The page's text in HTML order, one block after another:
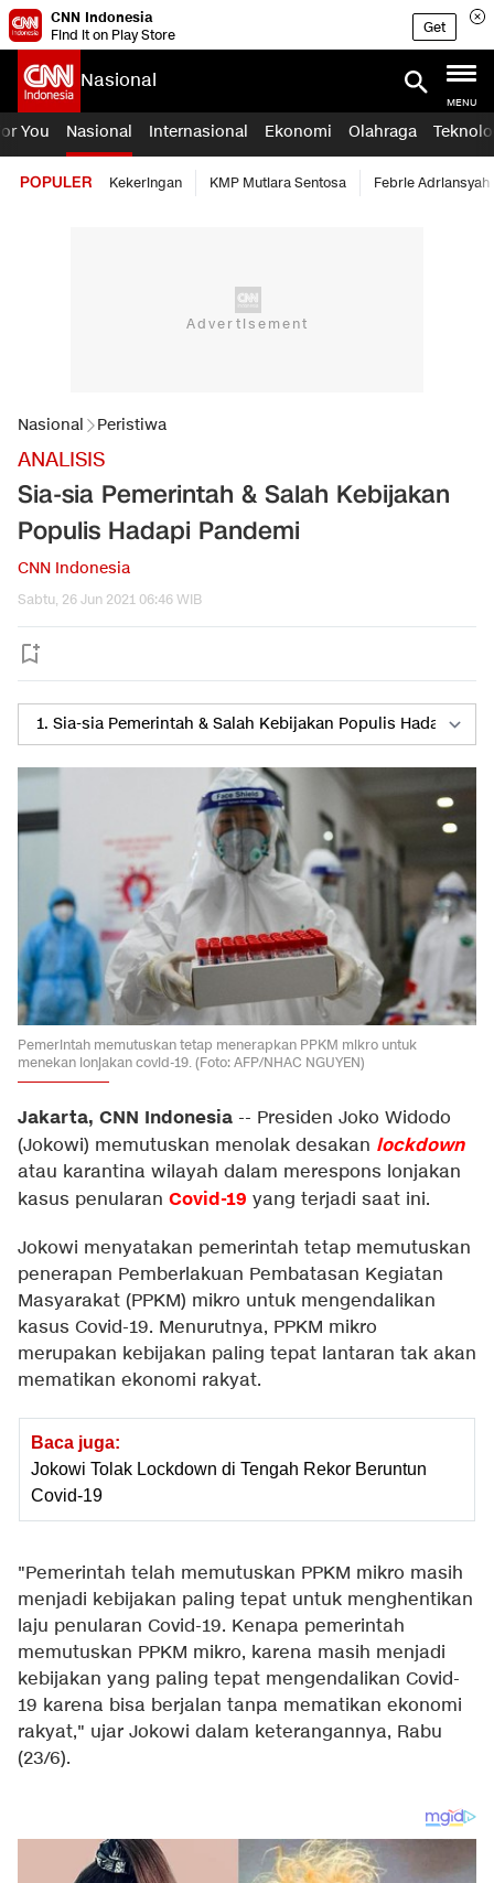
CNN Indonesia
Find it on Play Store
Get
Nasional
MENU
You Nasional Internasional Ekonomi Olahraga
POPULER Kekeringan KMP Mutiara Sentosa Febrie Adriansyah
Nasional Peristiwa
ANALISIS
Sia-sia Pemerintah & Salah Kebijakan
Populis Hadapi Pandemi
CNN Indonesia
Sabtu, 26 Jun 2021 06:46 WIB
Pemerintah memutuskan tetap menerapkan PPKM mikro untuk
menekan lonjakan covid-19. (Foto: AFP/NHAC NGUYEN)
Jakarta, CNN Indonesia -- Presiden Joko Widodo
(Jokowi) memutuskan menolak desakan lockdown
atau karantina wilayah dalam merespons lonjakan
kasus penularan Covid-19 yang terjadi saat ini.
Jokowi menyatakan pemerintah tetap memutuskan
penerapan Pemberlakuan Pembatasan Kegiatan
Masyarakat (PPKM) mikro untuk mengendalikan
kasus Covid-19. Menurutnya, PPKM mikro
merupakan kebijakan paling tepat lantaran tak akan
mematikan ekonomi rakyat.
Baca juga:
Jokowi Tolak Lockdown di Tengah Rekor Beruntun
Covid-19
"Pemerintah telah memutuskan PPKM mikro masih
menjadi kebijakan paling tepat untuk menghentikan
laju penularan Covid-19. Kenapa pemerintah
memutuskan PPKM mikro, karena masih menjadi
kebijakan yang paling tepat mengendalikan Covid-
19 karena bisa berjalan tanpa mematikan ekonomi
rakyat," ujar Jokowi dalam keterangannya, Rabu
(23/6).